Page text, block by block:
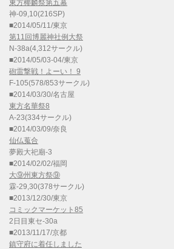
東方椰麟祭第五幕
神-09,10(216SP)
■2014/05/11/東京
第11回博麗神社例大祭
N-38a(4,312サークル)
■2014/05/03-04/東京
砲雷撃戦！よーい！ 9
F-105(578/853サークル)
■2014/03/30/名古屋
東方名華祭8
A-23(334サークル)
■2014/03/09/奈良
仙仏蒐合
夢殿大祀廟-3
■2014/02/02/福岡
大⑨州東方祭⑨
霖-29,30(378サークル)
■2013/12/30/東京
コミックマーケット85
2日目東セ-30a
■2013/11/17/京都
鎮守府に着任しました